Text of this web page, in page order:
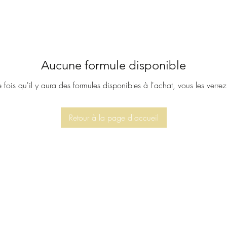
Aucune formule disponible
fois qu'il y aura des formules disponibles à l'achat, vous les
Retour à la page d'accueil